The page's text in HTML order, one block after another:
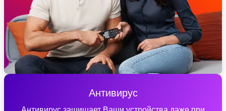
Антивирус